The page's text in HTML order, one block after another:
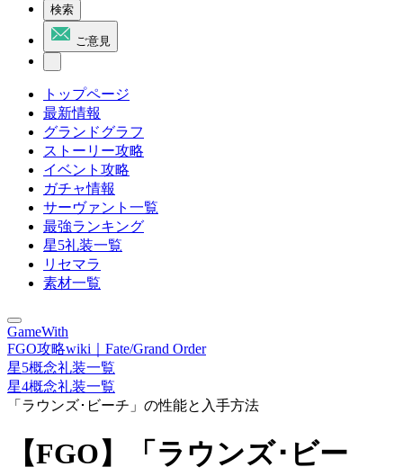
検索
ご意見
トップページ
最新情報
グランドグラフ
ストーリー攻略
イベント攻略
ガチャ情報
サーヴァント一覧
最強ランキング
星5礼装一覧
リセマラ
素材一覧
GameWith
FGO攻略wiki｜Fate/Grand Order
星5概念礼装一覧
星4概念礼装一覧
「ラウンズ･ビーチ」の性能と入手方法
【FGO】「ラウンズ･ビー